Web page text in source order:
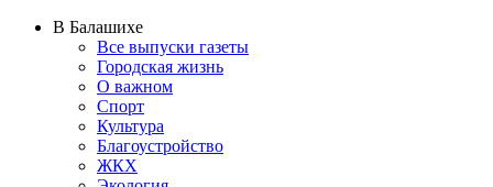
В Балашихе
Все выпуски газеты
Городская жизнь
О важном
Спорт
Культура
Благоустройство
ЖКХ